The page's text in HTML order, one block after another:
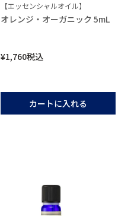
【エッセンシャルオイル】
オレンジ・オーガニック 5mL
¥1,760税込
カートに入れる